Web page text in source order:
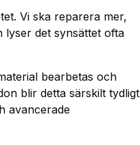
Vi ska reparera mer,
lyser det synsättet ofta
bearbetas och
blir detta särskilt tydligt
avancerade